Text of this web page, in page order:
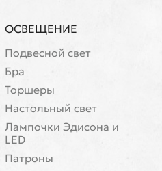
ОСВЕЩЕНИЕ
Подвесной свет
Бра
Торшеры
Настольный свет
Лампочки Эдисона и
LED
Патроны